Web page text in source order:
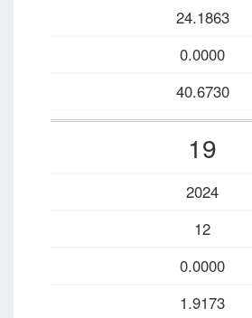
24.1863
0.0000
40.6730
19
2024
12
0.0000
1.9173